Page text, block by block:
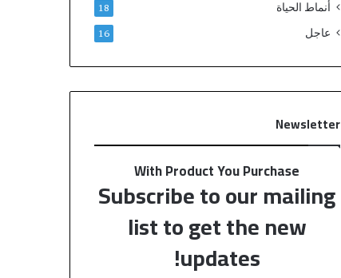
أنماط الحياة 18
عاجل 16
Newsletter
With Product You Purchase
Subscribe to our mailing
list to get the new
updates!